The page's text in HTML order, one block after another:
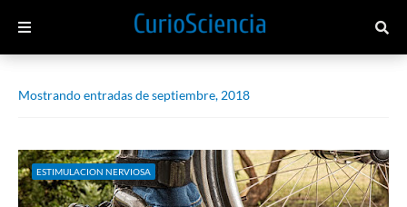
Mostrando entradas de septiembre, 2018
ESTIMULACION NERVIOSA